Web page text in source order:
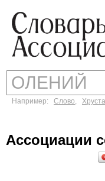
Например: Слово,
Ассоциации